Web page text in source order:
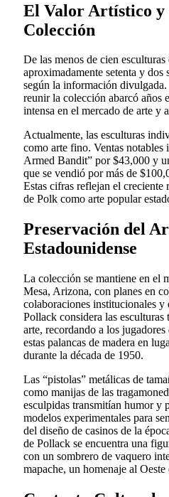
El Valor Artístico y
Colección
De las menos de cien
aproximadamente setenta y dos
según la información
reunir la colección abarcó años
intensa en el mercado de arte y
Actualmente, las esculturas
como arte fino. Ventas
Armed Bandit” por $43,000 y
que se vendió por más de
Estas cifras reflejan el
de Polk como arte popular
Preservación del
Estadounidense
La colección se mantiene en el
Mesa, Arizona, con planes en
colaboraciones institucionales y
Pollack considera las
arte, recordando a los
estas palancas de madera en
durante la década de 1950.
Las “pistolas” metálicas de
como manijas de las
esculpidas transmitían humor y
modelos experimentales para
del diseño de casinos de la
de Pollack se encuentra una
con un sombrero de vaquero
mapache, un homenaje al